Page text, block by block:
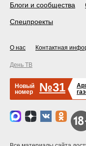
Блоги и сообщества
Спецпроекты
О нас Контактная
День ТВ
Новый
номер
№31